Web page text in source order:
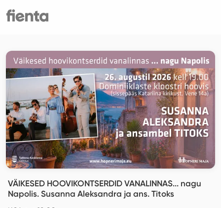
VÄIKESED HOOVIKONTSERDID VANALINNAS... nagu
Napolis. Susanna Aleksandra ja ans. Titoks